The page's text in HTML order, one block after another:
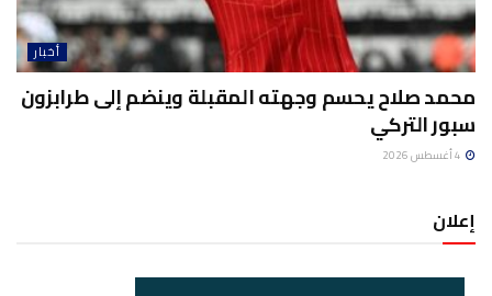
أخبار
محمد صلاح يحسم وجهته المقبلة وينضم إلى طرابزون
سبور التركي
إعلان